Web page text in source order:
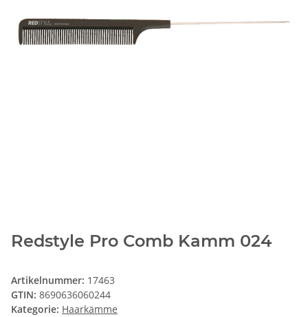
Redstyle Pro Comb Kamm 024
Artikelnummer: 17463
GTIN: 8690636060244
Kategorie: Haarkämme